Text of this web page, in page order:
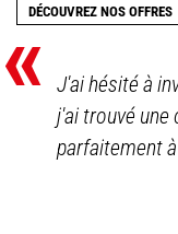
DÉCOUVREZ NOS OFFRES
« J'ai hésité à
j'ai trouvé une
parfaitement